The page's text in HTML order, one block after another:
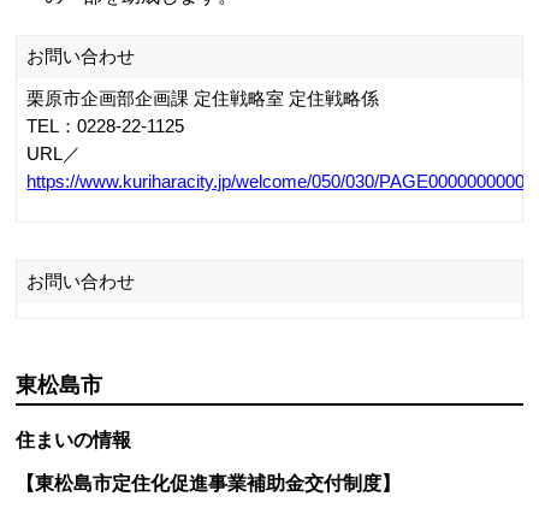
(上限100万円)を補助。※各種加算あり。
お問い合わせ
大崎市建設部建築住宅課住宅計画係
TEL：0229-23-8057
その他情報
【 富谷市子ども医療費助成制度 】
富谷市では、平成27年10月1日から助成対象年齢を「